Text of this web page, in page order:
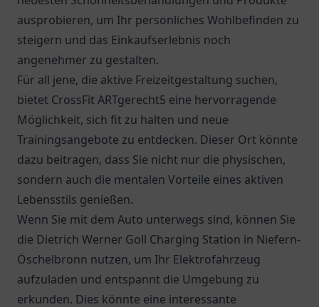
ausprobieren, um Ihr persönliches Wohlbefinden zu
steigern und das Einkaufserlebnis noch
angenehmer zu gestalten.
Für all jene, die aktive Freizeitgestaltung suchen,
bietet CrossFit ARTgerecht5 eine hervorragende
Möglichkeit, sich fit zu halten und neue
Trainingsangebote zu entdecken. Dieser Ort könnte
dazu beitragen, dass Sie nicht nur die physischen,
sondern auch die mentalen Vorteile eines aktiven
Lebensstils genießen.
Wenn Sie mit dem Auto unterwegs sind, können Sie
die Dietrich Werner Goll Charging Station in Niefern-
Öschelbronn nutzen, um Ihr Elektrofahrzeug
aufzuladen und entspannt die Umgebung zu
erkunden. Dies könnte eine interessante